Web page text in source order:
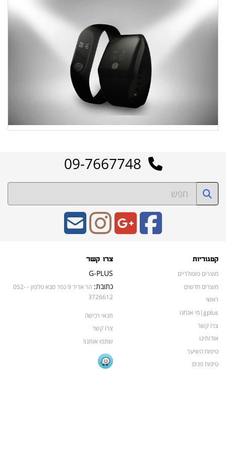
קטגוריות
מוצרים פופולריים
מוצרים חדשים
ראשי
gplus|מי אנחנו
צרו קשר
אודותינו
טיפוח השיער
טיפוח פנים
צרו קשר
G-PLUS
כתובת:
הר אדיר 9 כפר סבא טלפון - 052-
3726612
תנאי רכישה
צרו קשר
שתפו אותנו!